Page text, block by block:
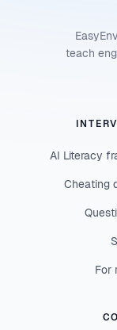
teach
AI Literacy
Cheating
For